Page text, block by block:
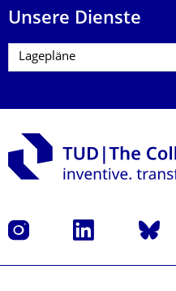
Unsere Dienste
Instagram LinkedIn Bluesky